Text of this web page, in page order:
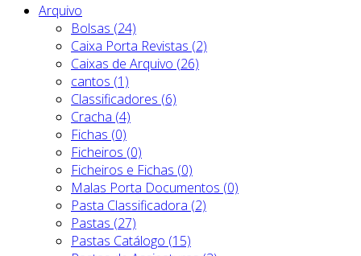
Arquivo
Bolsas (24)
Caixa Porta Revistas (2)
Caixas de Arquivo (26)
cantos (1)
Classificadores (6)
Cracha (4)
Fichas (0)
Ficheiros (0)
Ficheiros e Fichas (0)
Malas Porta Documentos (0)
Pasta Classificadora (2)
Pastas (27)
Pastas Catálogo (15)